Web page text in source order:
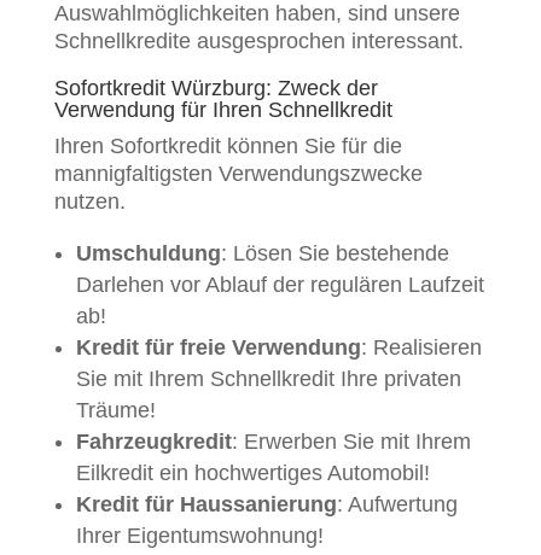
Auswahlmöglichkeiten haben, sind unsere
Schnellkredite ausgesprochen interessant.
Sofortkredit Würzburg: Zweck der
Verwendung für Ihren Schnellkredit
Ihren Sofortkredit können Sie für die
mannigfaltigsten Verwendungszwecke
nutzen.
Umschuldung: Lösen Sie bestehende
Darlehen vor Ablauf der regulären Laufzeit
ab!
Kredit für freie Verwendung: Realisieren
Sie mit Ihrem Schnellkredit Ihre privaten
Träume!
Fahrzeugkredit: Erwerben Sie mit Ihrem
Eilkredit ein hochwertiges Automobil!
Kredit für Haussanierung: Aufwertung
Ihrer Eigentumswohnung!